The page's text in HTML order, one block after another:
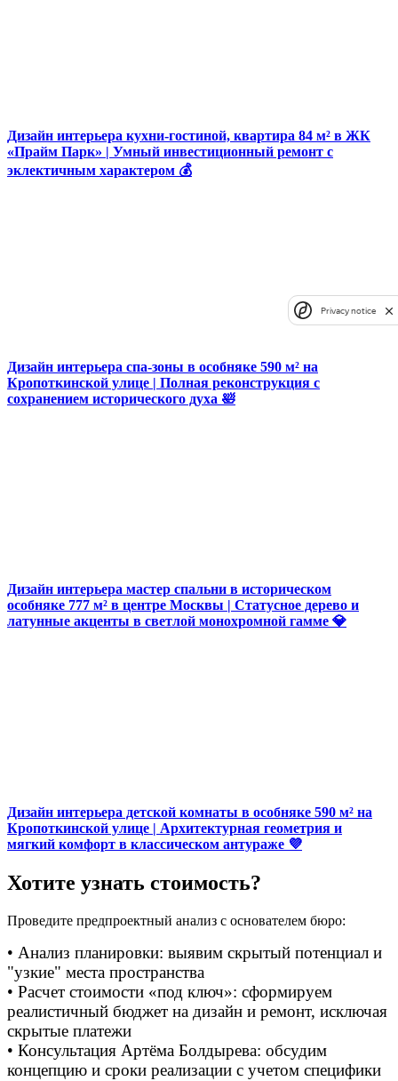
Дизайн интерьера кухни-гостиной, квартира 84 м² в ЖК
«Прайм Парк» | Умный инвестиционный ремонт с
эклектичным характером 💰
Дизайн интерьера спа-зоны в особняке 590 м² на
Кропоткинской улице | Полная реконструкция с
сохранением исторического духа 🛀
Дизайн интерьера мастер спальни в историческом
особняке 777 м² в центре Москвы | Статусное дерево и
латунные акценты в светлой монохромной гамме 💎
Дизайн интерьера детской комнаты в особняке 590 м² на
Кропоткинской улице | Архитектурная геометрия и
мягкий комфорт в классическом антураже 💜
Хотите узнать стоимость?
Проведите предпроектный анализ с основателем бюро:
• Анализ планировки: выявим скрытый потенциал и
"узкие" места пространства
• Расчет стоимости «под ключ»: сформируем
реалистичный бюджет на дизайн и ремонт, исключая
скрытые платежи
• Консультация Артёма Болдырева: обсудим
концепцию и сроки реализации с учетом специфики
Privacy notice